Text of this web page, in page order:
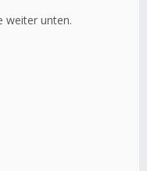
weiter unten.